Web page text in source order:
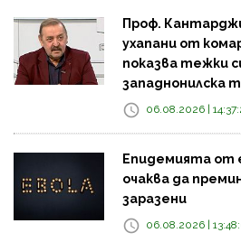
Проф.
ухапани от
показва тежки
западнонилска
06.08.2026 |
Епидемията от
очаква да
заразени
06.08.2026 |